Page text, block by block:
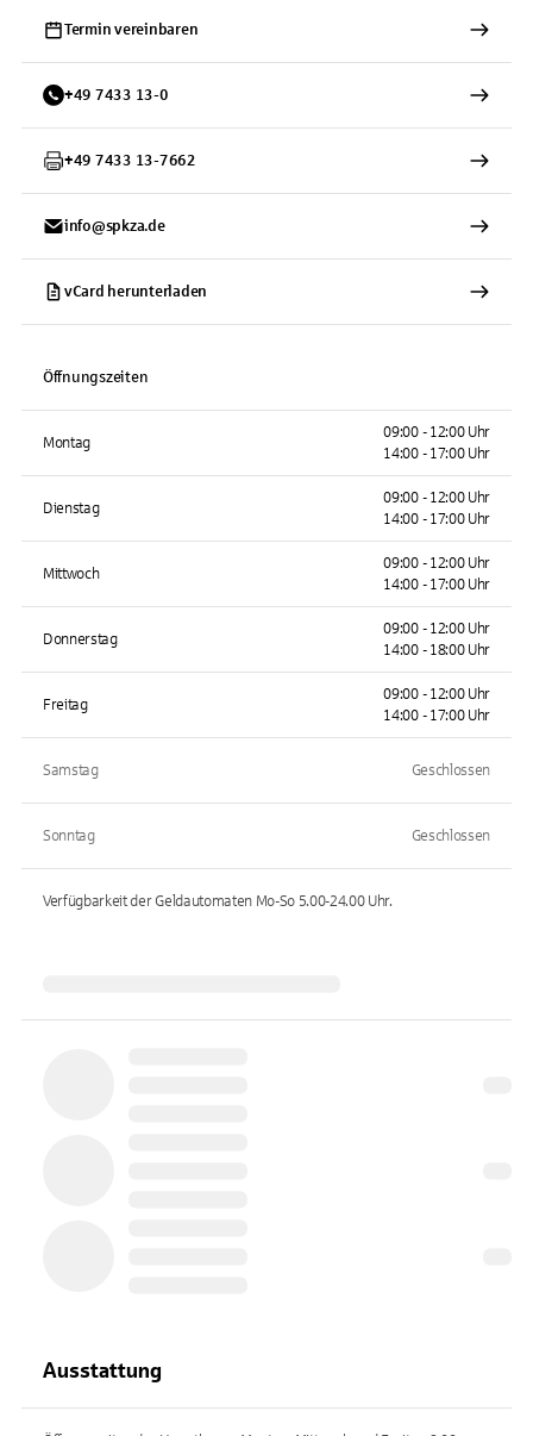
Termin vereinbaren
+49 7433 13-0
+49 7433 13-7662
info@spkza.de
vCard herunterladen
Öffnungszeiten
Montag
09:00 - 12:00 Uhr
14:00 - 17:00 Uhr
Dienstag
09:00 - 12:00 Uhr
14:00 - 17:00 Uhr
Mittwoch
09:00 - 12:00 Uhr
14:00 - 17:00 Uhr
Donnerstag
09:00 - 12:00 Uhr
14:00 - 18:00 Uhr
Freitag
09:00 - 12:00 Uhr
14:00 - 17:00 Uhr
Samstag Geschlossen
Sonntag Geschlossen
Verfügbarkeit der Geldautomaten Mo-So 5.00-24.00Uhr.
Ausstattung